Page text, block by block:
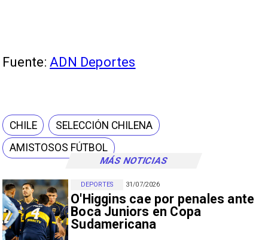
MÁS NOTICIAS
31/07/2026
O'Higgins cae por penales ante
Boca Juniors en Copa
Sudamericana
DEPORTES
Fuente:ADN Deportes
CHILE
SELECCIÓN CHILENA
AMISTOSOS FÚTBOL